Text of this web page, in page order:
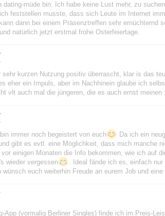
dating-müde bin. Ich habe keine Lust mehr, zu
feststellen musste, dass sich Leute im Internet
dann bei einem Präsenztreffen sehr ernüchternd
natürlich jetzt erstmal frohe Osterfeiertage.
sehr kurzen Nutzung positiv überrascht, klar is das
eher ein Impuls, aber im Nachhinein glaube ich
vlt auch mal die jüngeren, die es auch ernst meinen
immer noch begeistert von euch
Da ich ein
gibt es evtl. eine Möglichkeit, dass mich manche
einigen Monaten die Info bekommen, wie ich auf
wieder vergessen
. Ideal fände ich es, einfach
wünsch euch weiterhin Freude an eurem Job und
App (vormalig Berliner Singles) finde ich im Preis-